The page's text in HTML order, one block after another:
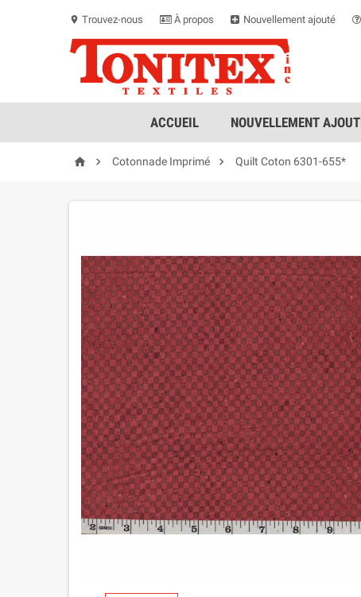
location_on Trouvez-nous À propos Nouvellement ajouté
ACCUEIL NOUVELLEMENT
  Cotonnade Imprimé  Quilt Coton 6301-655*